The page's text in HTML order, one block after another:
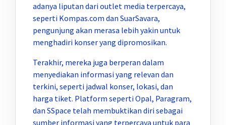
adanya liputan dari outlet media terpercaya,
seperti Kompas.com dan SuarSavara,
pengunjung akan merasa lebih yakin untuk
menghadiri konser yang dipromosikan.
Terakhir, mereka juga berperan dalam
menyediakan informasi yang relevan dan
terkini, seperti jadwal konser, lokasi, dan
harga tiket. Platform seperti Opal, Paragram,
dan SSpace telah membuktikan diri sebagai
sumber informasi yang terpercaya untuk para